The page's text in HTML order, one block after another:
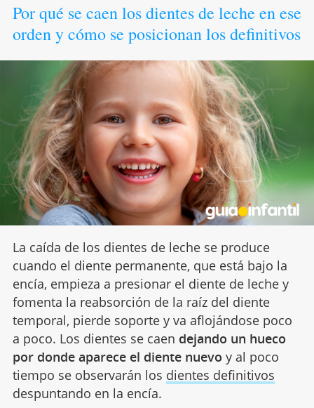
Por qué se caen los dientes de leche en ese
orden y cómo se posicionan los definitivos
La caída de los dientes de leche se produce
cuando el diente permanente, que está bajo la
encía, empieza a presionar el diente de leche y
fomenta la reabsorción de la raíz del diente
temporal, pierde soporte y va aflojándose poco
a poco. Los dientes se caen dejando un hueco
por donde aparece el diente nuevo y al poco
tiempo se observarán los dientes definitivos
despuntando en la encía.